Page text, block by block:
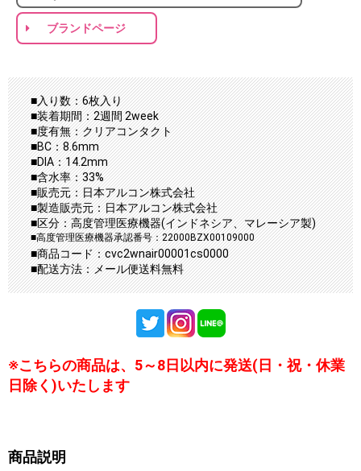
ブランドページ
■入り数：6枚入り
■装着期間：2週間 2week
■度有無：クリアコンタクト
■BC：8.6mm
■DIA：14.2mm
■含水率：33%
■販売元：日本アルコン株式会社
■製造販売元：日本アルコン株式会社
■区分：高度管理医療機器(インドネシア、マレーシア製)
■高度管理医療機器承認番号：22000BZX00109000
■商品コード：cvc2wnair00001cs0000
■配送方法：メール便送料無料
※こちらの商品は、5～8日以内に発送(日・祝・休業
日除く)いたします
商品説明